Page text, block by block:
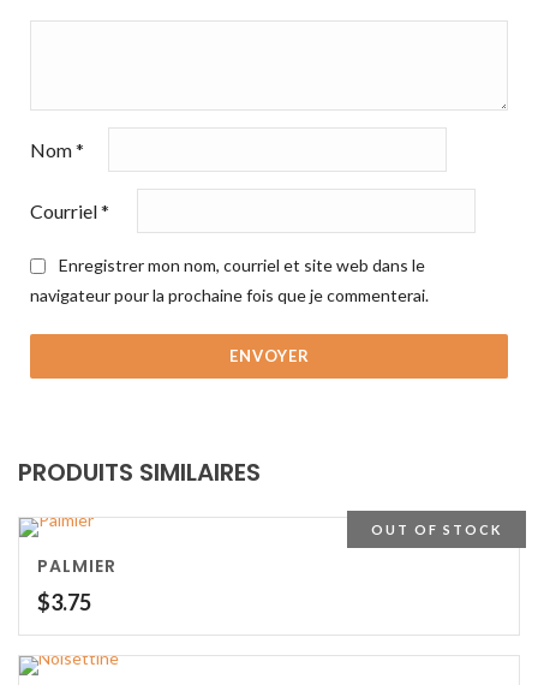
Nom*
Courriel*
Enregistrer mon nom, courriel et site web dans le
navigateur pour la prochaine fois que je commenterai.
PRODUITS SIMILAIRES
OUT OF STOCK
PALMIER
$3.75